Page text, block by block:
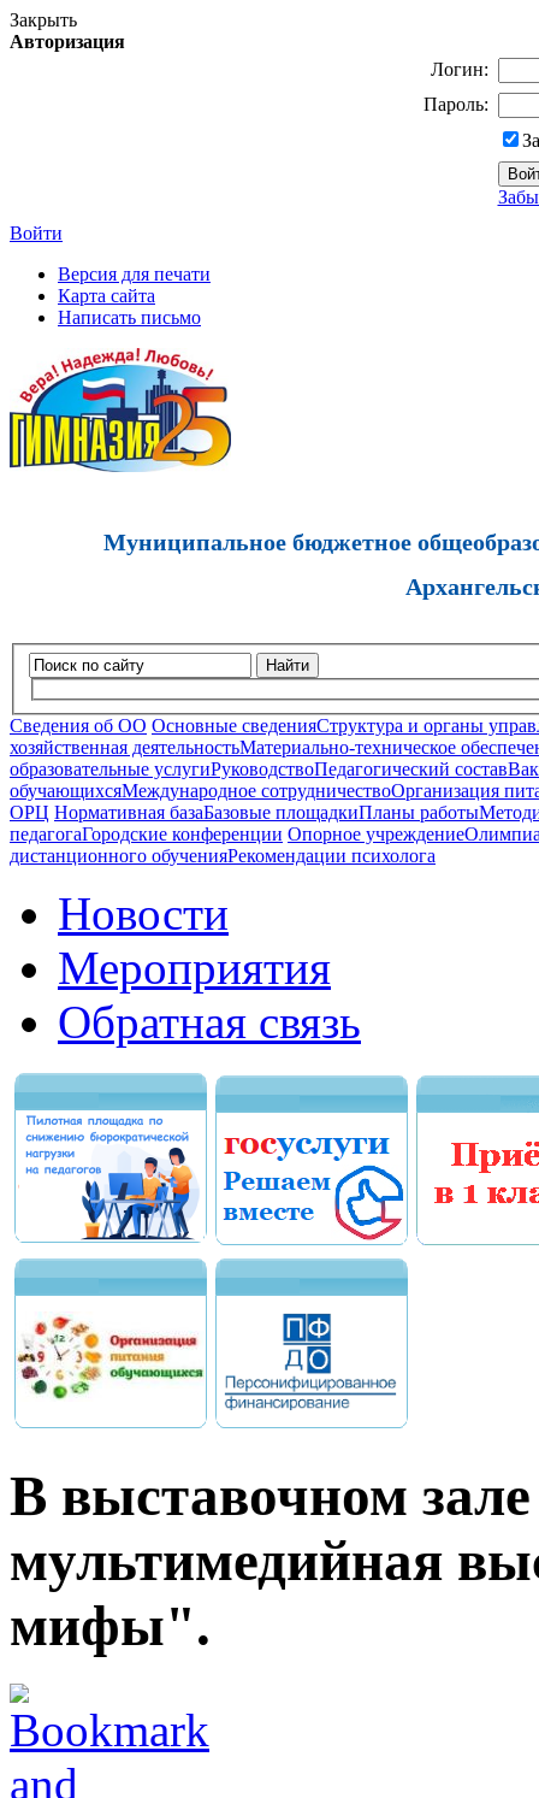
Закрыть
Авторизация
Логин:
Пароль:
Войти
Версия для печати
Карта сайта
Написать письмо
Муниципальное бюджетное
Найти
Сведения об ОО Основные сведенияСтруктура и органы
хозяйственная деятельностьМатериально-техническое
образовательные услугиРуководствоПедагогический состав
обучающихсяМеждународное сотрудничествоОрганизация
ОРЦ Нормативная базаБазовые площадкиПланы работы
педагогаГородские конференции Опорное учреждение
дистанционного обученияРекомендации психолога
Новости
Мероприятия
Обратная связь
В выставочном
мультимедийная
мифы".